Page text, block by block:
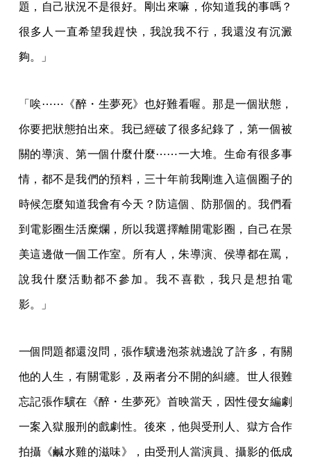
題，自己狀況不是很好。剛出來嘛，你知道我的事嗎？
很多人一直希望我趕快，我說我不行，我還沒有沉澱
夠。」
「唉⋯⋯《醉・生夢死》也好難看喔。那是一個狀態，
你要把狀態拍出來。我已經破了很多紀錄了，第一個被
關的導演、第一個什麼什麼⋯⋯一大堆。生命有很多事
情，都不是我們的預料，三十年前我剛進入這個圈子的
時候怎麼知道我會有今天？防這個、防那個的。我們看
到電影圈生活糜爛，所以我選擇離開電影圈，自己在景
美這邊做一個工作室。所有人，朱導演、侯導都在罵，
說我什麼活動都不參加。我不喜歡，我只是想拍電
影。」
一個問題都還沒問，張作驥邊泡茶就邊說了許多，有關
他的人生，有關電影，及兩者分不開的糾纏。世人很難
忘記張作驥在《醉・生夢死》首映當天，因性侵女編劇
一案入獄服刑的戲劇性。後來，他與受刑人、獄方合作
拍攝《鹹水雞的滋味》，由受刑人當演員、攝影的低成